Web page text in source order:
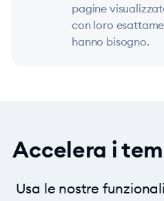
pagine
con loro
hanno bisogno.
Accelera i
Usa le nostre